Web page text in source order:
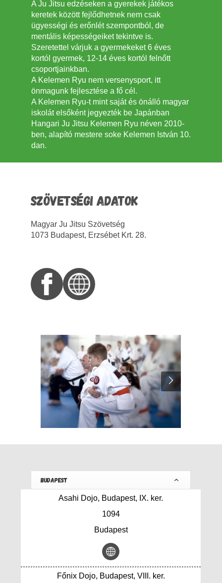
A Ju Jitsu edzéseken a gyerekek játékos
keretek között fejlődhetnek nem csak
ügyességi és erőnlét szempontból, de
mentális képességeiket tekintve is.
Szeretettel várjuk a gyermekeket 6 éves
kortól gyermek, 12-14 éves kortól felnőtt
csoportjainkban.
A Kelemen Ryu nem versenysport, itt
önmagunk fejlesztése a fő cél.
A Kelemen Ryu-t mint saját és önálló magyar
iskolát elsőként jegyezték be Japánban
Hangari Ju Jitsu Kelemen Ryu néven 2010-
ben, alapító mestere soke Kelemen István 10.
dan.
SZÖVETSÉGI ADATOK
Magyar Ju Jitsu Szövetség
1073 Budapest, Erzsébet Krt. 28.
BUDAPEST
Asahi Dojo, Budapest, IX. ker.
1094
Budapest
Főnix Dojo, Budapest, VIII. ker.